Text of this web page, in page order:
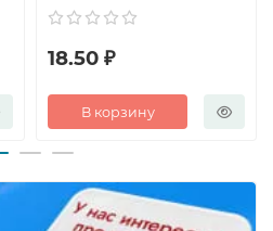
18.50 ₽
В корзину